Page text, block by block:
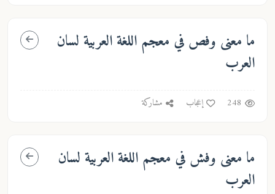
ما معنى وفصفي معجم اللغة العربية لسان
العرب
248 إعجاب مشاركة
ما معنى وفشفي معجم اللغة العربية لسان
العرب